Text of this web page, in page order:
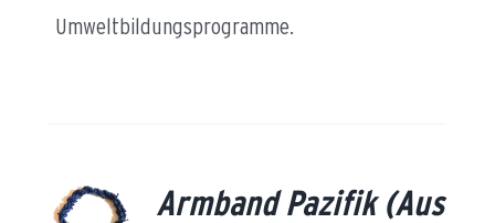
Umweltbildungsprogramme.
Armband Pazifik (Aus